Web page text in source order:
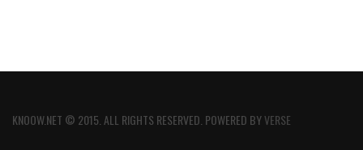
KNOOW.NET © 2015. ALL RIGHTS RESERVED. POWERED BYVERSE